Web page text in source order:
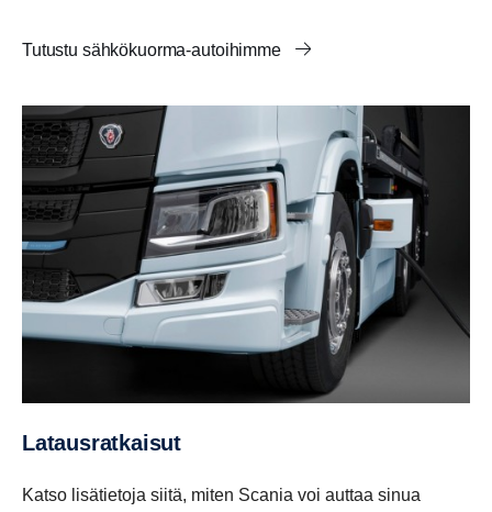
Tutustu sähkökuorma-autoihimme
Lataus­rat­kaisut
Katso lisätietoja siitä, miten Scania voi auttaa sinua